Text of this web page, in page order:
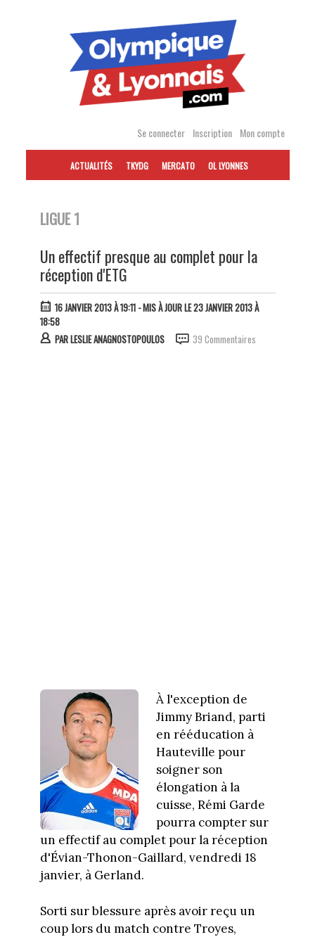
Se connecter Inscription Mon compte
ACTUALITÉS TKYDG MERCATO OL LYONNES
LIGUE 1
Un effectif presque au complet pour la
réception d'ETG
16 JANVIER 2013 À 19:11- MIS À JOUR LE 23 JANVIER 2013 À
18:58
PARLESLIE ANAGNOSTOPOULOS 39 Commentaires
À l'exception de
Jimmy Briand, parti
en rééducation à
Hauteville pour
soigner son
élongation à la
cuisse, Rémi Garde
pourra compter sur
un effectif au complet pour la réception
d'Évian-Thonon-Gaillard, vendredi 18
janvier, à Gerland.
Sorti sur blessure après avoir reçu un
coup lors du match contre Troyes,